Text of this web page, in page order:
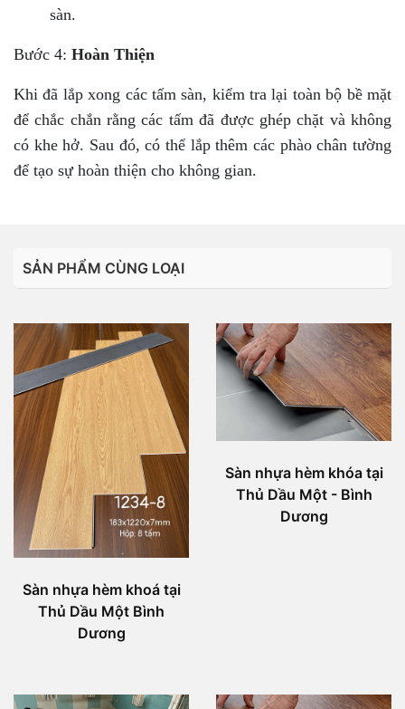
sàn.
Bước 4: Hoàn Thiện
Khi đã lắp xong các tấm sàn, kiểm tra lại toàn bộ bề mặt
để chắc chắn rằng các tấm đã được ghép chặt và không
có khe hở. Sau đó, có thể lắp thêm các phào chân tường
để tạo sự hoàn thiện cho không gian.
SẢN PHẨM CÙNG LOẠI
Sàn nhựa hèm khoá tại
Thủ Dầu Một Bình
Dương
Sàn nhựa hèm khóa tại
Thủ Dầu Một - Bình
Dương